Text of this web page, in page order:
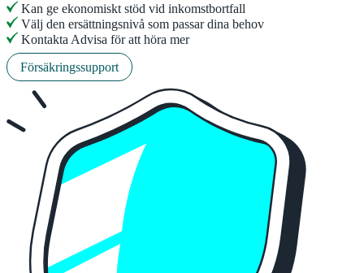
Kan ge ekonomiskt stöd vid inkomstbortfall
Välj den ersättningsnivå som passar dina behov
Kontakta Advisa för att höra mer
Försäkringssupport